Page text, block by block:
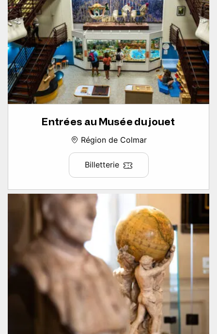
Entrées au Musée du jouet
Région de Colmar
Billetterie